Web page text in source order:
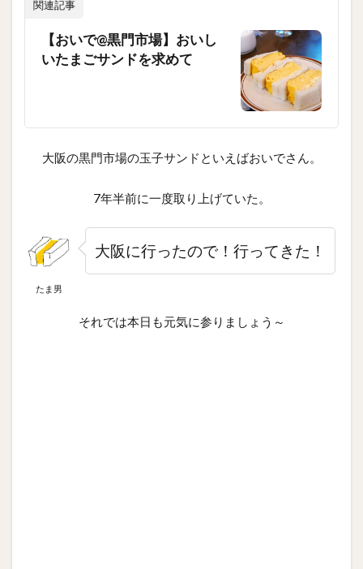
関連記事
【おいで@黒門市場】おいし
いたまごサンドを求めて
大阪の黒門市場の玉子サンドといえばおいでさん。
7年半前に一度取り上げていた。
たま男
大阪に行ったので！行ってきた！
それでは本日も元気に参りましょう～